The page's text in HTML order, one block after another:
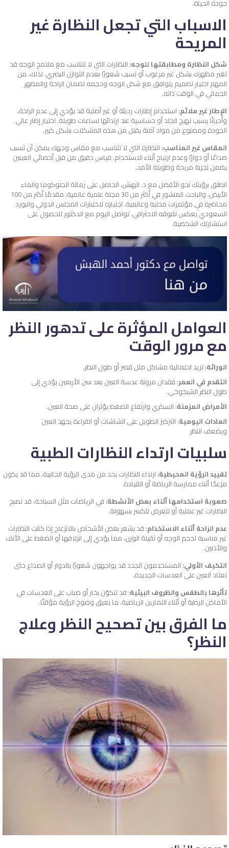
جودة الحياة.
الاسباب التي تجعل النظارة غير
المريحة
شكل النظارة ومطابقتها للوجه: النظارات التي لا تتناسب مع ملامح الوجه قد
تغير مظهرك بشكل غير مرغوب أو تسبب شعورًا بعدم التوازن البصري. لذلك، من
المهم اختيار تصميم يتوافق مع شكل الوجه وحجمه لضمان الراحة والمظهر
الجمالي في الوقت ذاته.
الإطار غير ملائم: استخدام إطارات رديئة أو غير أصلية قد يؤدي إلى عدم الراحة،
وأحيانًا يسبب تهيج الجلد أو حساسية عند ارتدائها لساعات طويلة. اختيار إطار عالي
الجودة ومصنوع من مواد آمنة يقلل من هذه المشكلات بشكل كبير.
المقاس غير المناسب: النظارة التي لا تتناسب مع مقاس وجهك يمكن أن تسبب
صداعًا أو دوارًا وعدم ارتياح أثناء الاستخدام. قياس دقيق من قبل أخصائي العينين
يضمن تجربة مريحة وطويلة الأمد.
انطلق برؤيتك نحو الأفضل مع د. الهبش، الحاصل على زمالة الجلوكوما والماء
الأبيض، والباحث المنشور في أكثر من 30 مجلة علمية عالمية، مقدمًا أكثر من 100
محاضرة في مؤتمرات محلية وعالمية. اجتيازه لاختبارات المجلس الدولي والبورد
السعودي يعكس تفوقه الاحترافي. تواصل اليوم مع الدكتور للحصول على
استشارتك الشخصية.
العوامل المؤثرة على تدهور النظر
مع مرور الوقت
الوراثة: تزيد احتمالية مشاكل مثل قصر أو طول النظر.
التقدم في العمر: فقدان مرونة عدسة العين بعد سن الأربعين يؤدي إلى
طول النظر الشيخوخي.
الأمراض المزمنة: السكري وارتفاع الضغط يؤثران على صحة العين.
العادات اليومية: التركيز الطويل على الشاشات أو القراءة يجهد العين
ويضعف النظر
سلبيات ارتداء النظارات الطبية
تقييد الرؤية المحيطية: ارتداء النظارات يحد من مدى الرؤية الجانبية، مما قد يكون
مزعجًا أثناء ممارسة الرياضة أو القيادة.
صعوبة استخدامها أثناء بعض الأنشطة: في الرياضات مثل السباحة، قد تصبح
النظارات غير عملية أو تتعرض للكسر بسهولة.
عدم الراحة أثناء الاستخدام: قد يشعر بعض الأشخاص بالانزعاج إذا كانت النظارات
غير مناسبة لحجم الوجه أو ثقيلة الوزن، مما يؤدي إلى انزلاقها أو الضغط على الأنف
والأذنين.
التكيف الأولي: المستخدمون الجدد قد يواجهون شعورًا بالدوار أو الصداع حتى
تعتاد العين على العدسات الجديدة.
تأثرها بالطقس والظروف البيئية: قد تتكوّن بخار أو ضباب على العدسات في
الأماكن الرطبة أو أثناء التمارين الرياضية، ما يعيق وضوح الرؤية مؤقتًا.
ما الفرق بين تصحيح النظر وعلاج
النظر؟